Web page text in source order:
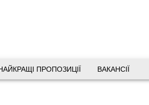
ПРОПОЗИЦІЇ ВАКАНСІЇ